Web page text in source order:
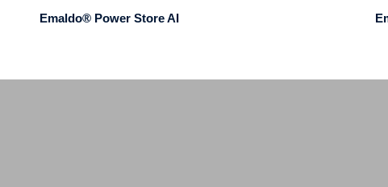
Emaldo® Power Store AI